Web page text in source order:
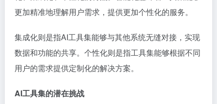
更加精准地理解用户需求，提供更加个性化的服务。
集成化则是指AI工具集能够与其他系统无缝对接，实现
数据和功能的共享。个性化则是指工具集能够根据不同
用户的需求提供定制化的解决方案。
AI工具集的潜在挑战